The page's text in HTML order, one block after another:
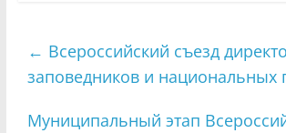
← Всероссийский съезд
заповедников и национальных
Муниципальный этап